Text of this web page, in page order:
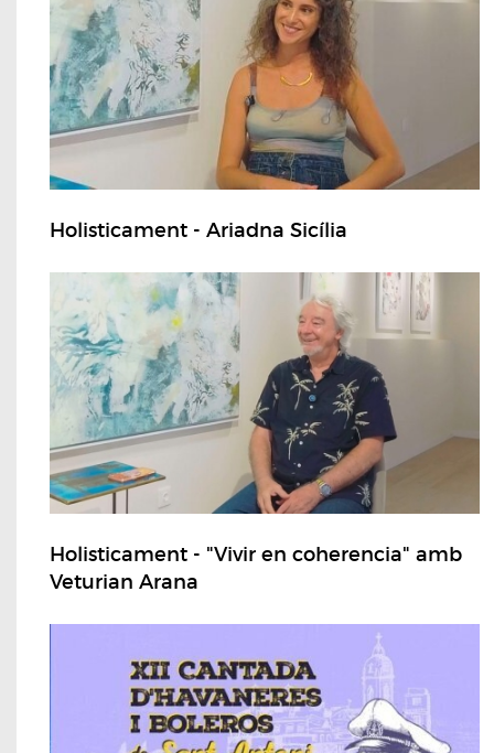
Holisticament - Ariadna Sicília
Holisticament - "Vivir en coherencia" amb
Veturian Arana